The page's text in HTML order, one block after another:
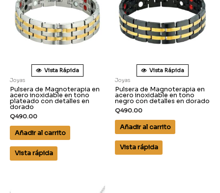
Vista Rápida
Joyas
Pulsera de Magnoterapia en
acero inoxidable en tono
plateado con detalles en
dorado
Q490.00
Añadir al carrito
Vista rápida
Vista Rápida
Joyas
Pulsera de Magnoterapia en
acero inoxidable en tono
negro con detalles en dorado
Q490.00
Añadir al carrito
Vista rápida